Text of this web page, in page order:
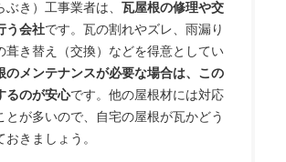
ぶき）工事業者は、瓦屋根の修理や交
う会社です。瓦の割れやズレ、雨漏り
葺き替え（交換）などを得意としてい
のメンテナンスが必要な場合は、この
るのが安心です。他の屋根材には対応
とが多いので、自宅の屋根が瓦かどう
きましょう。